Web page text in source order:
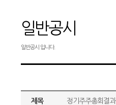
일반공시
일반공시 입니다.
제목 정기주주총회결과